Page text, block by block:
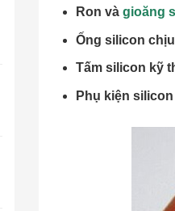
Ron và gioăng
Ống silicon
Tấm silicon kỹ
Phụ kiện